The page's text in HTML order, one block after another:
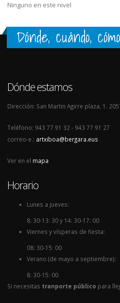
Ninguno en este nivel
Dónde, cuándo, cómo
Dónde estamos
Dirección: San Martin Agirre plaza, 1.
Teléfono: 943 77 91 32 - 943 77 91 27
correo-e.: artxiboa@bergara.eus
Ver en el mapa
Horario
Lunes a jueves:
8: 30-13: 30 y 14: 30-17: 00
Viernes y vísperas de fiesta:
08: 30-15: 00
Verano (de mayo a septiembre):
8: 30-15: 00
Si necesitas tranporte público para